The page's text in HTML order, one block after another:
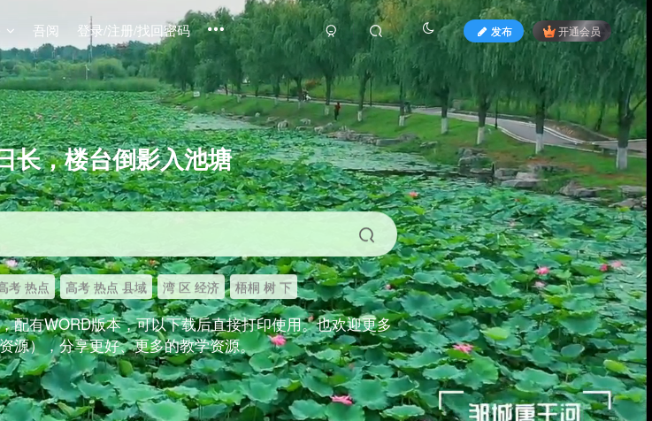
吾阅 登录/注册/找回密码 发布 开通会员
长，楼台倒影入池塘
考 热点 高考 热点 县域 湾 区 经济 梧桐 树 下
配有WORD版本，可以下载后直接打印使用。也欢迎更多
源），分享更好、更多的教学资源。